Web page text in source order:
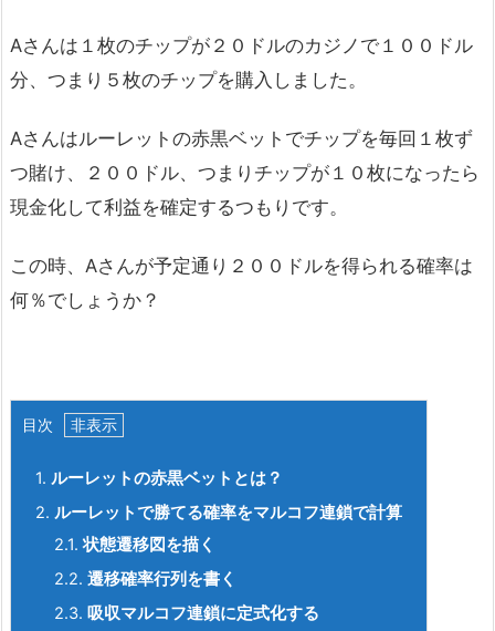
Aさんは１枚のチップが２０ドルのカジノで１００ドル
分、つまり５枚のチップを購入しました。
Aさんはルーレットの赤黒ベットでチップを毎回１枚ず
つ賭け、２００ドル、つまりチップが１０枚になったら
現金化して利益を確定するつもりです。
この時、Aさんが予定通り２００ドルを得られる確率は
何％でしょうか？
目次
1. ルーレットの赤黒ベットとは？
2. ルーレットで勝てる確率をマルコフ連鎖で計算
2.1. 状態遷移図を描く
2.2. 遷移確率行列を書く
2.3. 吸収マルコフ連鎖に定式化する